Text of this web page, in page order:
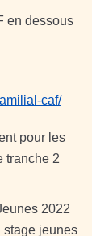
en dessous
caf/
pour les
tranche 2
2022
stage jeunes